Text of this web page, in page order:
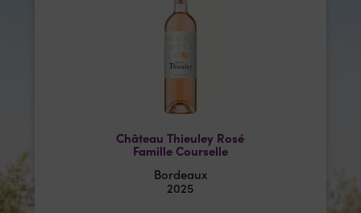
Château Thieuley Rosé
Famille Courselle
Bordeaux
2025